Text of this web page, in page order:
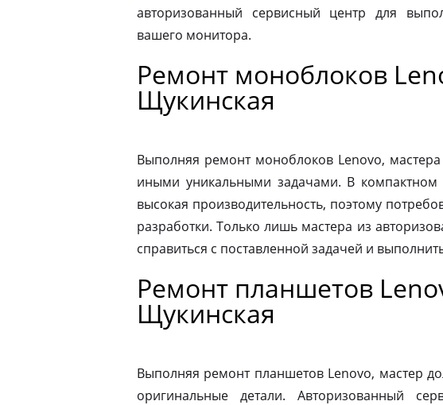
авторизованный сервисный центр для
вашего монитора.
Ремонт моноблоков
Щукинская
Выполняя ремонт моноблоков Lenovo, мастера
иными уникальными задачами. В компактном
высокая производительность, поэтому
разработки. Только лишь мастера из
справиться с поставленной задачей и
Ремонт планшетов
Щукинская
Выполняя ремонт планшетов Lenovo, мастер
оригинальные детали. Авторизованный